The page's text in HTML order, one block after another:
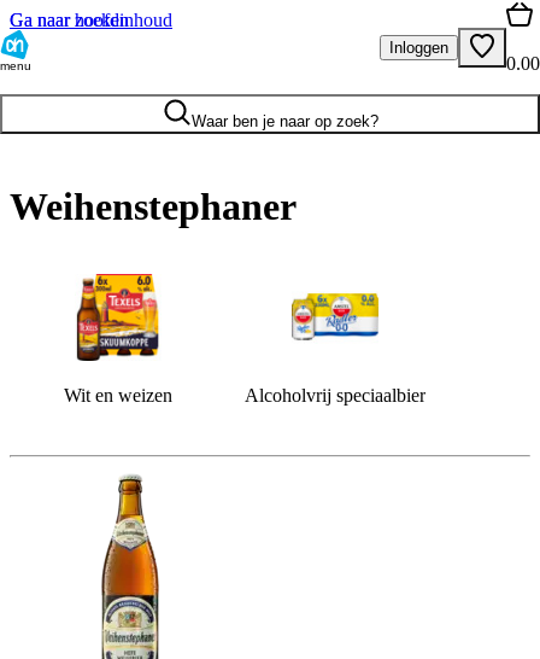
Ga naar hoofdinhoud
Ga naar zoeken
menu
Inloggen
0.00
Waar ben je naar op zoek?
Weihenstephaner
Wit en weizen Alcoholvrij speciaalbier